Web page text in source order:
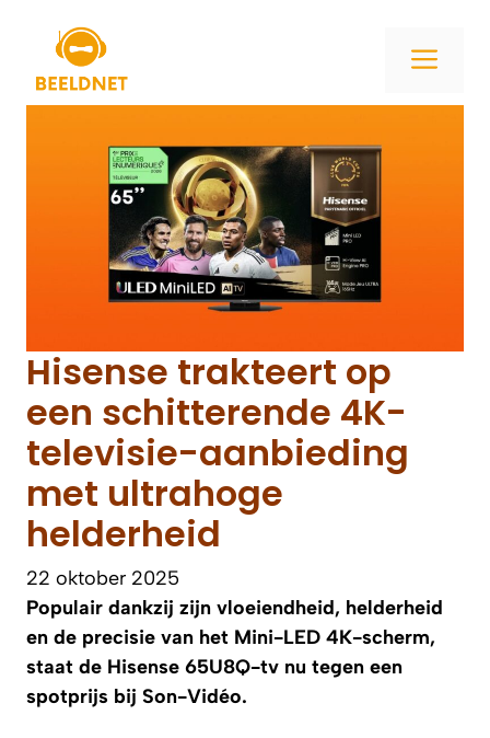
inhoud
Hisense trakteert op
een schitterende 4K-
televisie-aanbieding
met ultrahoge
helderheid
22 oktober 2025
Populair dankzij zijn vloeiendheid, helderheid
en de precisie van het Mini-LED 4K-scherm,
staat de Hisense 65U8Q-tv nu tegen een
spotprijs bij Son-Vidéo.